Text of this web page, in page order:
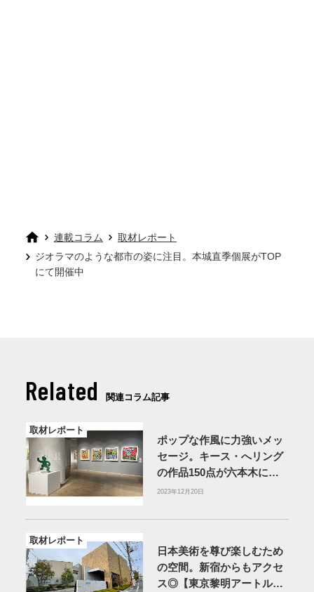
連載コラム
取材レポート
ジオラマのような都市の姿に注目。本城直季個展がTOP
にて開催中
Related 関連コラム記事
取材レポート
ポップな作風に力強いメッ
セージ。キース・へリング
の作品150点が六本木に集
結【森アーツセンターギャ
2023年12月20日
取材レポート
日本美術を尊び楽しむため
の空間。新宿からもアクセ
ス◎【東京黎明アートルー